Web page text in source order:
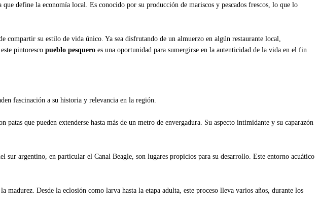
define la economía local. Es conocido por su producción de mariscos y pescados frescos, lo que lo
su estilo de vida único. Ya sea disfrutando de un almuerzo en algún restaurante local,
pintoresco pueblo pesquero es una oportunidad para sumergirse en la autenticidad de la vida en el fin
fascinación a su historia y relevancia en la región.
que pueden extenderse hasta más de un metro de envergadura. Su aspecto intimidante y su caparazón
sur argentino, en particular el Canal Beagle, son lugares propicios para su desarrollo. Este entorno acuático
madurez. Desde la eclosión como larva hasta la etapa adulta, este proceso lleva varios años, durante los